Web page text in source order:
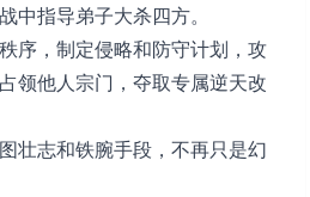
中指导弟子大杀四方。
序，制定侵略和防守计划，攻
领他人宗门，夺取专属逆天改
壮志和铁腕手段，不再只是幻